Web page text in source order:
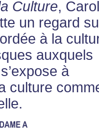
Culture,
un regard
à la
auxquels
à
culture